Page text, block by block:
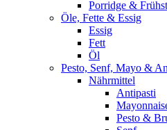
Porridge &
Öle, Fette & Essig
Essig
Fett
Öl
Pesto, Senf, Mayo &
Nährmittel
Antipasti
Pesto &